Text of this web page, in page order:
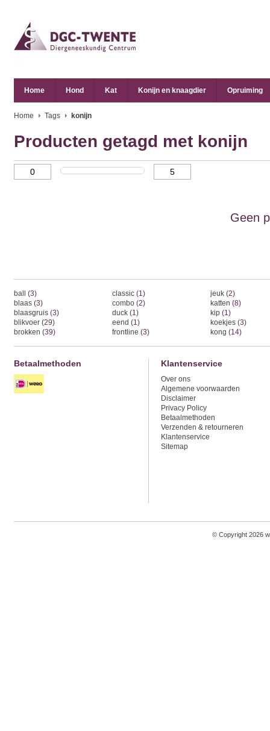
Home Hond Kat Konijn en knaagdier Opruiming
Home Tags konijn
Producten getagd met konijn
Geen
ball (3)
blaas (3)
blaasgruis (3)
blikvoer (29)
brokken (39)
classic (1)
combo (2)
duck (1)
eend (1)
frontline (3)
jeuk (2)
katten (8)
kip (1)
koekjes (3)
kong (14)
Betaalmethoden Klantenservice
Over ons
Algemene voorwaarden
Disclaimer
Privacy Policy
Betaalmethoden
Verzenden & retourneren
Klantenservice
Sitemap
© Copyright 2026